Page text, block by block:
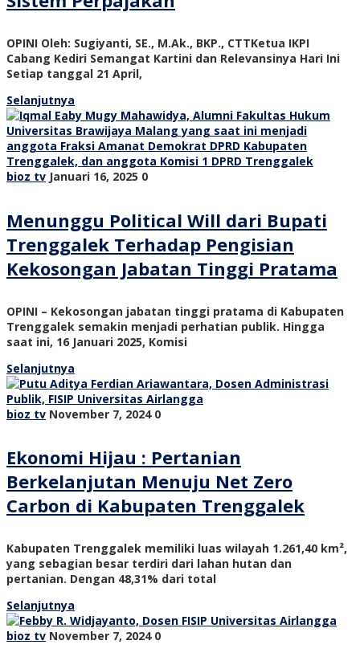
OPINI Oleh: Sugiyanti, SE., M.Ak., BKP., CTTKetua IKPI
Cabang Kediri Semangat Kartini dan Relevansinya Hari Ini
Setiap tanggal 21 April,
Selanjutnya
bioz tv Januari 16, 2025 0
Menunggu Political Will dari Bupati
Trenggalek Terhadap Pengisian
Kekosongan Jabatan Tinggi Pratama
OPINI – Kekosongan jabatan tinggi pratama di Kabupaten
Trenggalek semakin menjadi perhatian publik. Hingga
saat ini, 16 Januari 2025, Komisi
Selanjutnya
bioz tv November 7, 2024 0
Ekonomi Hijau : Pertanian
Berkelanjutan Menuju Net Zero
Carbon di Kabupaten Trenggalek
Kabupaten Trenggalek memiliki luas wilayah 1.261,40 km²,
yang sebagian besar terdiri dari lahan hutan dan
pertanian. Dengan 48,31% dari total
Selanjutnya
bioz tv November 7, 2024 0